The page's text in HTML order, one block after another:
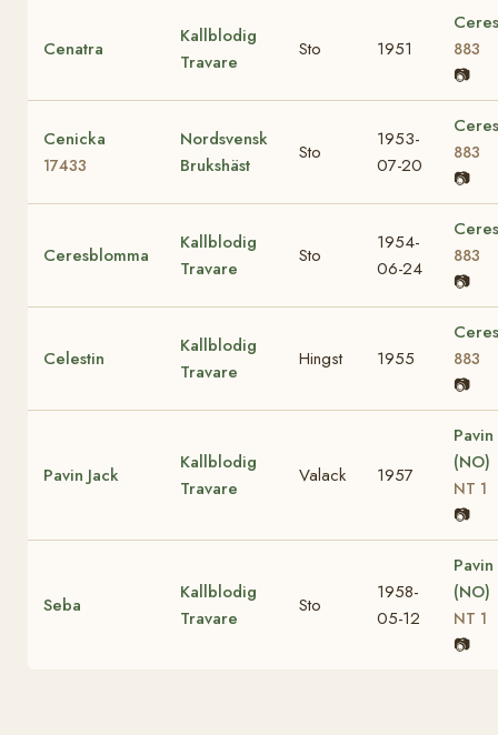
Cenatra
Kallblodig
Travare
Sto 1951
Ceres
883
📷
Cenicka
17433
Nordsvensk
Brukshäst
Sto
1953-
07-20
Ceres
883
📷
Ceresblomma
Kallblodig
Travare
Sto
1954-
06-24
Ceres
883
📷
Celestin
Kallblodig
Travare
Hingst 1955
Ceres
883
📷
Pavin Jack
Kallblodig
Travare
Valack 1957
Pavin
(NO)
NT 1
📷
Seba
Kallblodig
Travare
Sto
1958-
05-12
Pavin
(NO)
NT 1
📷